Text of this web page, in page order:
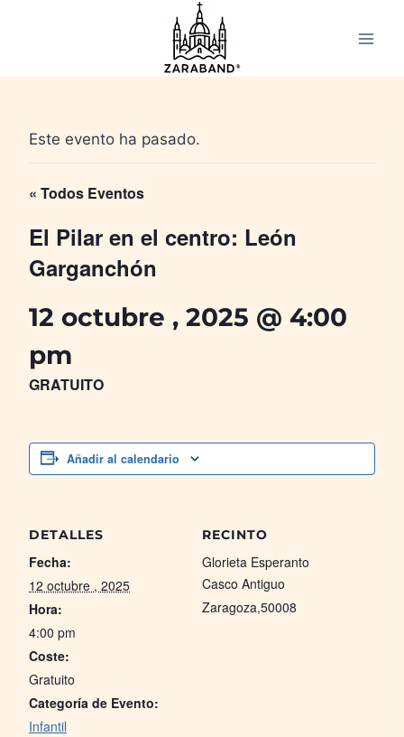
Este evento ha pasado.
« Todos Eventos
El Pilar en el centro: León
Garganchón
12 octubre , 2025 @ 4:00
pm
GRATUITO
Añadir al calendario
DETALLES
Fecha:
12 octubre , 2025
Hora:
4:00 pm
Coste:
Gratuito
Categoría de Evento:
Infantil
RECINTO
Glorieta Esperanto
Casco Antiguo
Zaragoza,50008